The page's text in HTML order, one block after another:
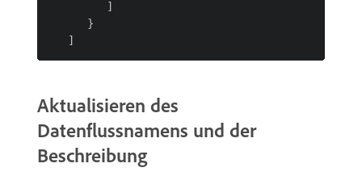
Aktualisieren des
Datenflussnamens und der
Beschreibung